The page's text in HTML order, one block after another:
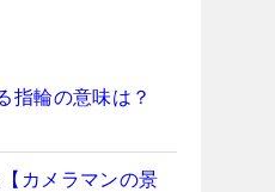
輪の意味は？
カメラマンの景